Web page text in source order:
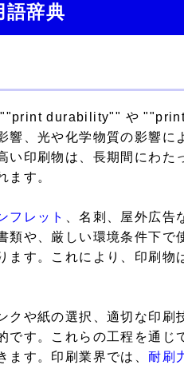
語辞典
""print durability"" や
響、光や化学物質の影響に
い印刷物は、長期間にわた
ます。
フレット
、名刺、屋外広
や、厳しい環境条件下で
ます。これにより、印刷物
クや紙の選択、適切な印
です。これらの工程を通じ
ます。印刷業界では、耐刷